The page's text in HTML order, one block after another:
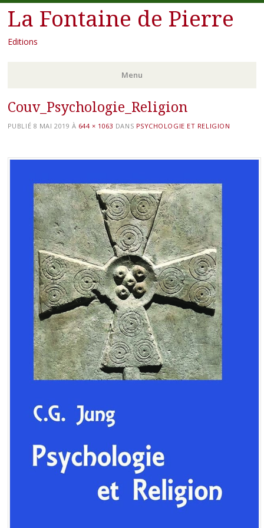
La Fontaine de Pierre
Editions
Menu
Aller
au
Couv_Psychologie_Religion
PUBLIÉ 8 MAI 2019 À 644 × 1063 DANS PSYCHOLOGIE ET RELIGION